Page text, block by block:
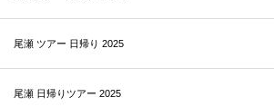
尾瀬 ツアー 日帰り 2025
尾瀬 日帰りツアー 2025